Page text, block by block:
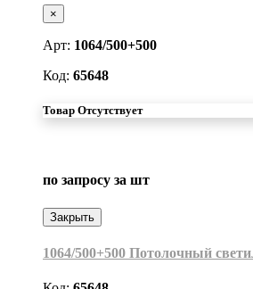
×
Арт: 1064/500+500
Код: 65648
Товар Отсутствует
по запросу за шт
Закрыть
1064/500+500 Потолочный